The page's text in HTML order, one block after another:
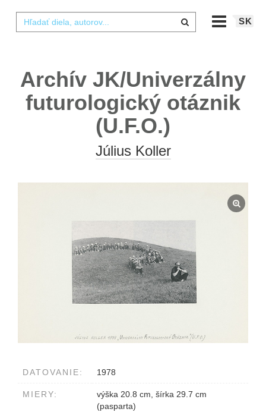
SK
Archív JK/Univerzálny
futurologický otáznik
(U.F.O.)
Július Koller
DATOVANIE: 1978
MIERY:
výška 20.8 cm, šírka 29.7 cm
(pasparta)